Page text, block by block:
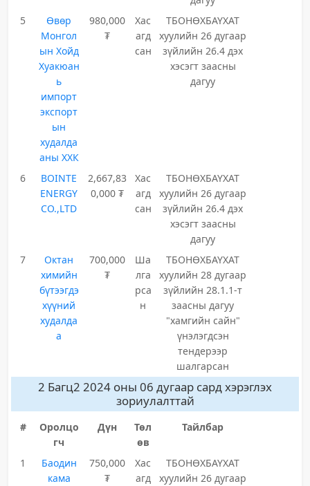
5
Өвөр
Монгол
ын Хойд
Хуакюан
ь
импорт
экспорт
ын
худалда
аны ХХК
980,000
₮
Хас
агд
сан
ТБОНӨХБАҮХАТ
хуулийн 26 дугаар
зүйлийн 26.4 дэх
хэсэгт заасны
дагуу
6
BOINTE
ENERGY
CO.,LTD
2,667,83
0,000 ₮
Хас
агд
сан
ТБОНӨХБАҮХАТ
хуулийн 26 дугаар
зүйлийн 26.4 дэх
хэсэгт заасны
дагуу
7
Октан
химийн
бүтээгдэ
хүүний
худалда
а
700,000
₮
Ша
лга
рса
н
ТБОНӨХБАҮХАТ
хуулийн 28 дугаар
зүйлийн 28.1.1-т
заасны дагуу
"хамгийн сайн"
үнэлэгдсэн
тендерээр
шалгарсан
2 Багц2 2024 оны 06 дугаар сард хэрэглэх
зориулалттай
#
Оролцо
гч
Дүн
Төл
өв
Тайлбар
1
Баодин
кама
750,000
₮
Хас
агд
ТБОНӨХБАҮХАТ
хуулийн 26 дугаар